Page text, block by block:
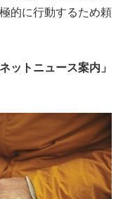
的に行動するため頼
ットニュース案内」